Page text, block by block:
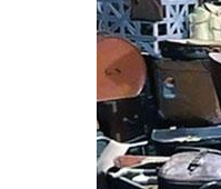
RG
maison qui
très fiable,
meilleure
que nous